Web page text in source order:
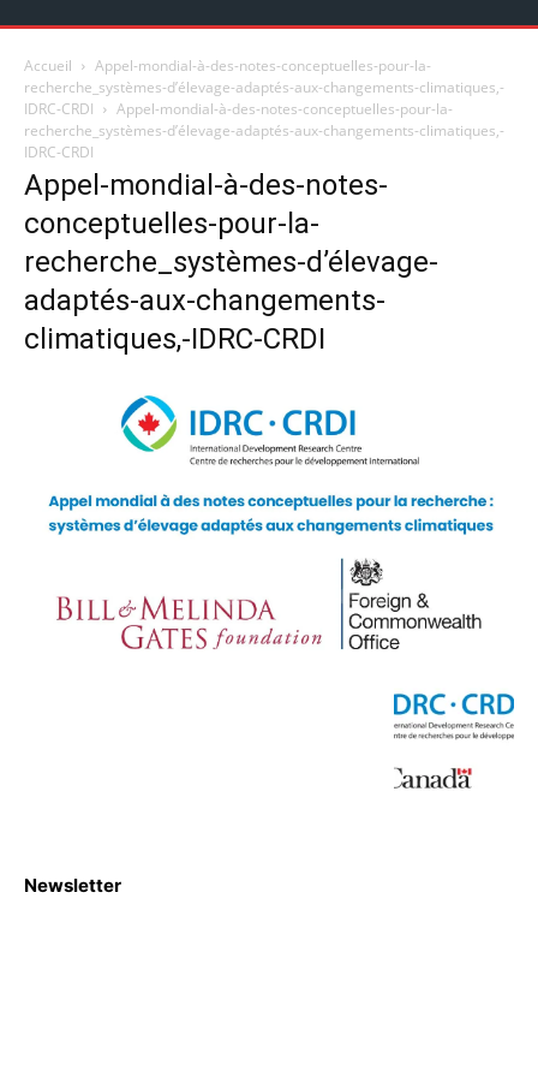
Accueil
Appel-mondial-à-des-notes-conceptuelles-pour-la-
recherche_systèmes-d’élevage-adaptés-aux-changements-climatiques,-
IDRC-CRDI
Appel-mondial-à-des-notes-conceptuelles-pour-la-
recherche_systèmes-d’élevage-adaptés-aux-changements-climatiques,-
IDRC-CRDI
Appel-mondial-à-des-notes-
conceptuelles-pour-la-
recherche_systèmes-d’élevage-
adaptés-aux-changements-
climatiques,-IDRC-CRDI
Newsletter